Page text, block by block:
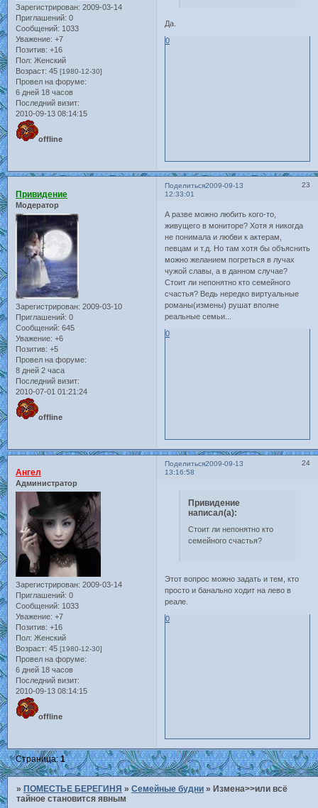
Зарегистрирован: 2009-03-14
Приглашений: 0
Сообщений: 1033
Уважение: +7
Позитив: +16
Пол: Женский
Возраст: 45 [1980-12-30]
Провел на форуме:
6 дней 18 часов
Последний визит:
2010-09-13 08:14:15
offline
Да.
0
Поделиться 23
2009-09-13
12:33:01
Привидение
Модератор
Зарегистрирован: 2009-03-10
Приглашений: 0
Сообщений: 645
Уважение: +6
Позитив: +5
Провел на форуме:
8 дней 2 часа
Последний визит:
2010-07-01 01:21:24
offline
А разве можно любить кого-то,
живущего в мониторе? Хотя я никогда
не понимала и любви к актерам,
певцам и т.д. Но там хотя бы объяснить
можно желанием погреться в лучах
чужой славы, а в данном случае?
Стоит ли непонятно кто семейного
счастья? Ведь нередко виртуальные
романы(измены) рушат вполне
реальные семьи...
0
Поделиться 24
2009-09-13
13:16:58
Ангел
Администратор
Зарегистрирован: 2009-03-14
Приглашений: 0
Сообщений: 1033
Уважение: +7
Позитив: +16
Пол: Женский
Возраст: 45 [1980-12-30]
Провел на форуме:
6 дней 18 часов
Последний визит:
2010-09-13 08:14:15
offline
Привидение
написал(а):
Стоит ли непонятно кто
семейного счастья?
Этот вопрос можно задать и тем, кто
просто и банально ходит на лево в
реале.
0
Страница:1
» ПОМЕСТЬЕ БЕРЕГИНЯ »Семейные будни » Измена>>или всё
тайное становится явным